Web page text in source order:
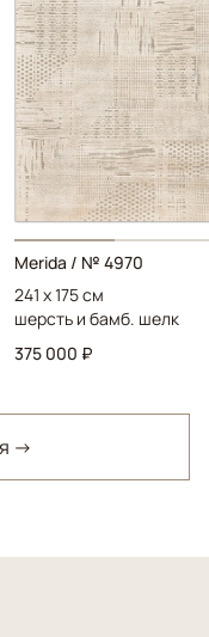
Merida / № 4970
241 x 175 см
шерсть и бамб. шелк
375 000 ₽
→